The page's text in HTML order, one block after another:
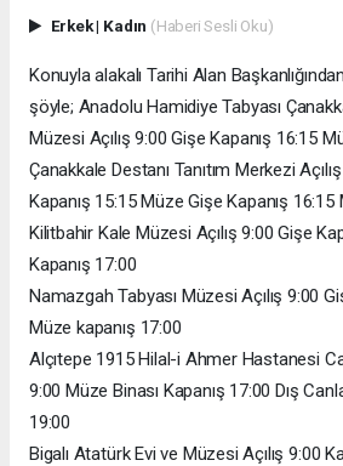
Erkek| Kadın (Haberi Sesli Oku)
Konuyla alakalı Tarihi Alan
şöyle; Anadolu Hamidiye Tabyası
Müzesi Açılış 9:00 Gişe Kapanış 16:15
Çanakkale Destanı Tanıtım Merkezi
Kapanış 15:15 Müze Gişe Kapanış 16:15
Kilitbahir Kale Müzesi Açılış 9:00 Gişe
Kapanış 17:00
Namazgah Tabyası Müzesi Açılış 9:00
Müze kapanış 17:00
Alçıtepe 1915 Hilal-i Ahmer Hastanesi
9:00 Müze Binası Kapanış 17:00 Dış
19:00
Bigalı Atatürk Evi ve Müzesi Açılış 9:00